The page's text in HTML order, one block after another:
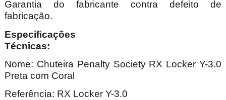
Garantia do fabricante contra defeito de
fabricação.
Especificações
Nome: Chuteira Penalty Society RX Locker Y-3.0
Preta com Coral
Referência: RX Locker Y-3.0